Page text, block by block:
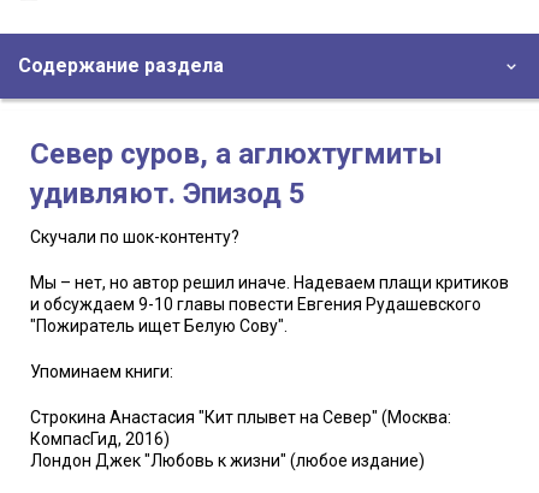
Содержание раздела
Север суров, а аглюхтугмиты
удивляют. Эпизод 5
Скучали по шок-контенту?
Мы – нет, но автор решил иначе. Надеваем плащи критиков
и обсуждаем 9-10 главы повести Евгения Рудашевского
"Пожиратель ищет Белую Сову".
Упоминаем книги:
Строкина Анастасия "Кит плывет на Север" (Москва:
КомпасГид, 2016)
Лондон Джек "Любовь к жизни" (любое издание)